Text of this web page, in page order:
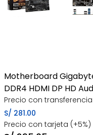
Motherboard
DDR4 HDMI DP HD
Precio con transferencia
S/ 281.00
Precio con tarjeta (+5%)